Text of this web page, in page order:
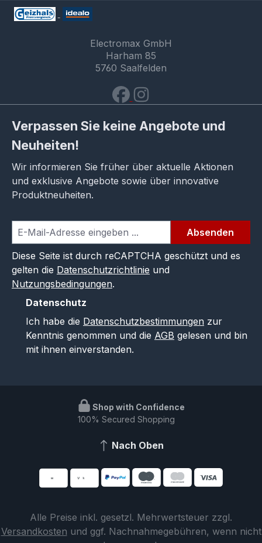
Electromax GmbH
Harham 85
5760 Saalfelden
Verpassen Sie keine Angebote und
Neuheiten!
Wir informieren Sie früher über aktuelle Aktionen
und exklusive Angebote sowie über innovative
Produktneuheiten.
Absenden
Diese Seite ist durch reCAPTCHA geschützt und es
gelten die Datenschutzrichtlinie und
Nutzungsbedingungen.
Datenschutz
Ich habe die Datenschutzbestimmungen zur
Kenntnis genommen und die AGB gelesen und bin
mit ihnen einverstanden.
Shop with Confidence
100% Secured Shopping
Nach Oben
Alle Preise inkl. gesetzl. Mehrwertsteuer zzgl.
Versandkosten und ggf. Nachnahmegebühren, wenn nicht